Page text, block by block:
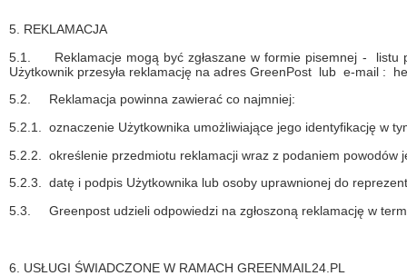
5. REKLAMACJA
5.1.
Reklamacje mogą być zgłaszane w formie pisemnej -
Użytkownik przesyła reklamację na adres GreenPost lub e-mail :
5.2.
Reklamacja powinna zawierać co najmniej:
5.2.1.
oznaczenie Użytkownika umożliwiające jego identyfikację w
5.2.2.
określenie przedmiotu reklamacji wraz z podaniem powodów
5.2.3. datę i podpis Użytkownika lub osoby uprawnionej do
5.3.
Greenpost udzieli odpowiedzi na zgłoszoną reklamację w
6. USŁUGI ŚWIADCZONE W RAMACH GREENMAIL24.PL